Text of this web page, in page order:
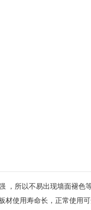
所以不易出现墙面褪色等
材使用寿命长，正常使用可